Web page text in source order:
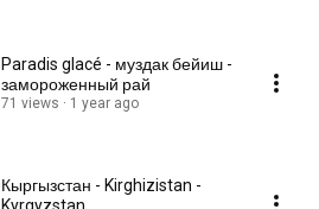
Paradis glacé - муздак бейиш -
замороженный рай
71 views 1 year ago
Кыргызстан - Kirghizistan -